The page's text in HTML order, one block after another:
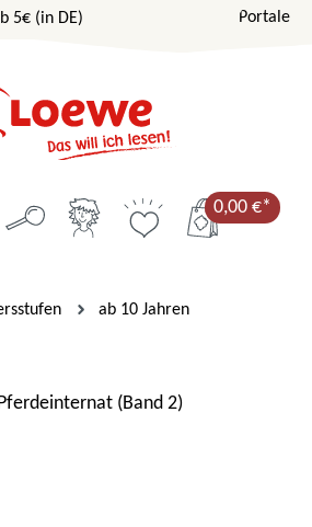
5€ (in DE) Portale
0,00 €*
ab 10 Jahren